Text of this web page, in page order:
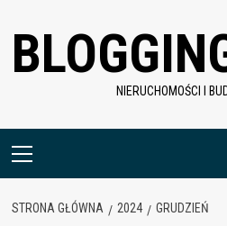
content
NIERUCHOMOŚCI I
Menu
STRONA GŁÓWNA 2024 GRUDZIEŃ